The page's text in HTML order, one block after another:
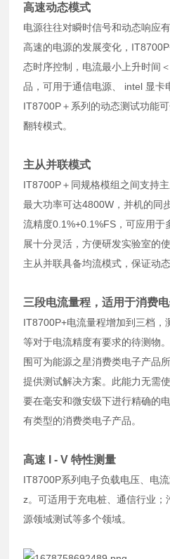
高速动态模式
电源往往对瞬时信号和动态响应
高速的电源的发展变化，
态时序控制，电流最小上升时间
品，可用于通信电源、 intel 显卡
IT8700P＋系列的动态测试功能
翻转模式。
主从并联模式
IT8700P＋同规格模组之间支持
最大功率可达4800W，并机的同
流精度0.1%+0.1%FS，可应用于
展十分灵活，方便研发实验室的
主从并联具备均流模式，保证动
三段电流量程，适用于消费
IT8700P+电流量程增加到三档，
等对于电流精度有要求的待测物
围可为能源之星消费类电子产品
提供测试解决方案。此能力无需
要在毫安和微安级下进行精确的
有类型的消费类电子产品。
高速 I - V 特性测量
IT8700P系列电子负载电压、电
z。可适用于充电桩、通信行业
源领域测试等多个领域。